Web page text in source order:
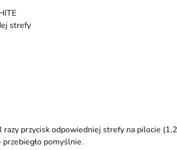
strefy
przycisk odpowiedniej strefy na pilocie
pomyślnie.